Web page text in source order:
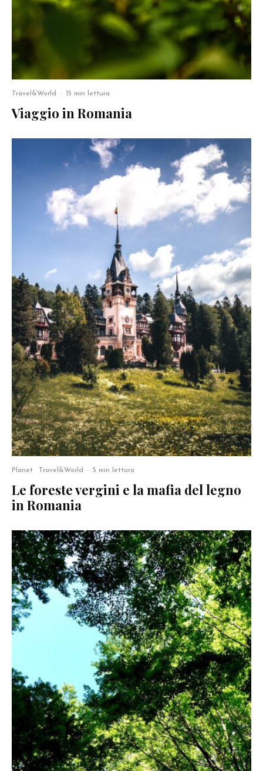
Travel&World · 15 min lettura
Viaggio in Romania
Planet Travel&World · 5 min lettura
Le foreste vergini e la mafia del legno
in Romania